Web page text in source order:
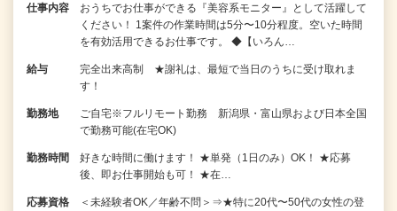
仕事内容
おうちでお仕事ができる『美容系モニター』として活躍して
ください！ 1案件の作業時間は5分〜10分程度。空いた時間
を有効活用できるお仕事です。 ◆【いろん…
給与
完全出来高制 ★謝礼は、最短で当日のうちに受け取れま
す！
勤務地
ご自宅※フルリモート勤務 新潟県・富山県および日本全国
で勤務可能(在宅OK)
勤務時間
好きな時間に働けます！ ★単発（1日のみ）OK！ ★応募
後、即お仕事開始も可！ ★在…
応募資格
＜未経験者OK／年齢不問＞⇒★特に20代〜50代の女性の登